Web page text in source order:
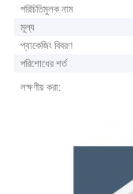
পরিচিতিমুলক নাম
মূল্য
প্যাকেজিং বিবরণ
পরিশোধের শর্ত
লক্ষণীয় করা: